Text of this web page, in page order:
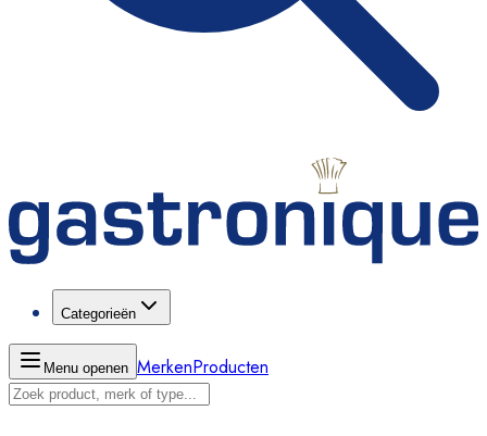
Categorieën
Menu openen MerkenProducten